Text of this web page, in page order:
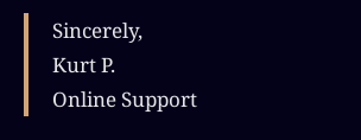
Sincerely,
Kurt P.
Online Support